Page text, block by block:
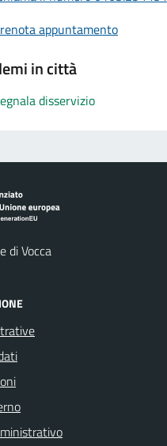
appuntamento
in città
disservizio
di Vocca